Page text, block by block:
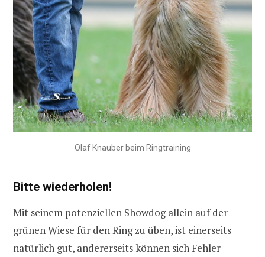
Olaf Knauber beim Ringtraining
Bitte wiederholen!
Mit seinem potenziellen Showdog allein auf der
grünen Wiese für den Ring zu üben, ist einerseits
natürlich gut, andererseits können sich Fehler